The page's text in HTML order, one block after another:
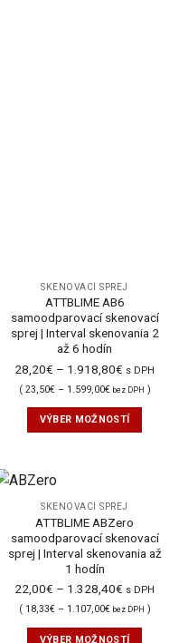
SKENOVACÍ SPREJ
ATTBLIME AB6
samoodparovací skenovací
sprej | Interval skenovania 2
až 6 hodín
28,20€ – 1.918,80€ s DPH
( 23,50€ – 1.599,00€ bez DPH )
VÝBER MOŽNOSTÍ
SKENOVACÍ SPREJ
ATTBLIME ABZero
samoodparovací skenovací
sprej | Interval skenovania až
1 hodín
22,00€ – 1.328,40€ s DPH
( 18,33€ – 1.107,00€ bez DPH )
VÝBER MOŽNOSTÍ